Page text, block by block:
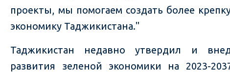
проекты, мы помогаем создать более
экономику Таджикистана."
Таджикистан недавно утвердил и
развития зеленой экономики на 2023-